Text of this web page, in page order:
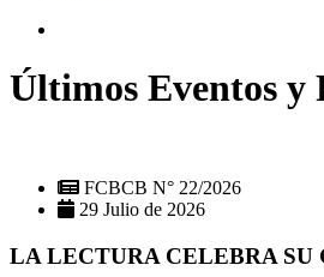
Últimos Eventos y
FCBCB N° 22/2026
29 Julio de 2026
LA LECTURA CELEBRA SU